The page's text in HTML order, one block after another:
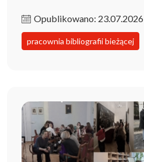
Opublikowano: 23.07.2026
pracownia bibliografii bieżącej